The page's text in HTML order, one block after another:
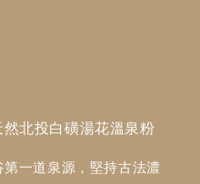
北投白磺湯花溫泉粉
一道泉源，堅持古法濃